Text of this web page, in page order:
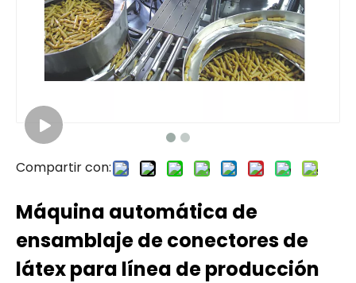
Compartir con:
Máquina automática de
ensamblaje de conectores de
látex para línea de producción